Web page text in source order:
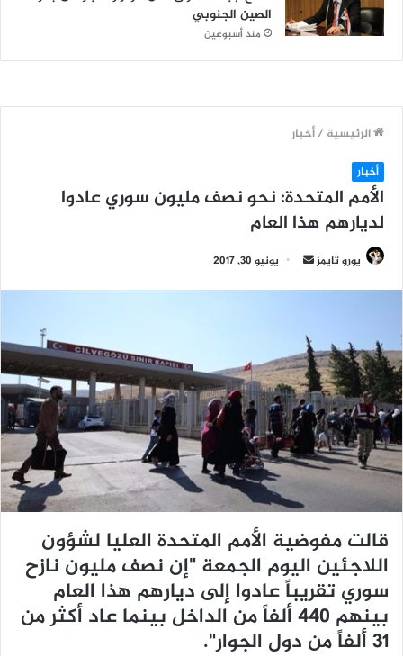
الصين الجنوبي
منذ أسبوعين